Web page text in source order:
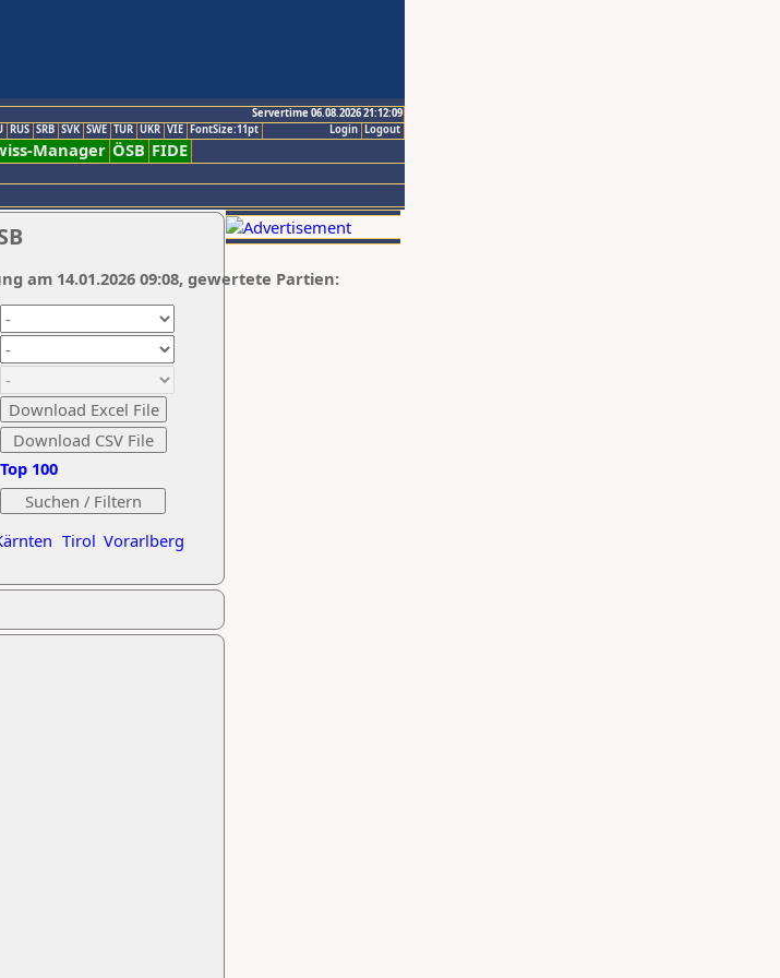
Servertime 06.08.2026 21:12:09
Logout
Login
RUS SRB SVK SWE TUR UKR VIE FontSize:11pt
Manager ÖSB FIDE
Tirol Vorarlberg
Top 100
am 14.01.2026 09:08, gewertete Partien: